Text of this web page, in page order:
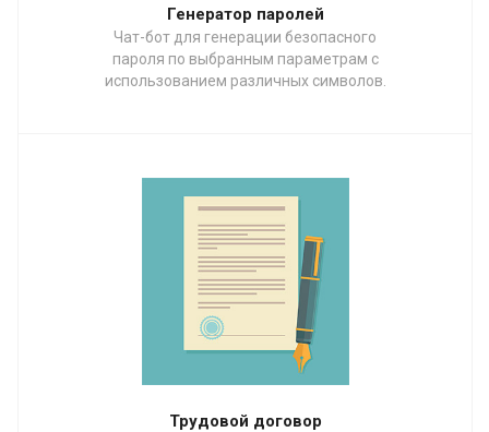
Генератор паролей
Чат-бот для генерации безопасного
пароля по выбранным параметрам с
использованием различных символов.
Трудовой договор